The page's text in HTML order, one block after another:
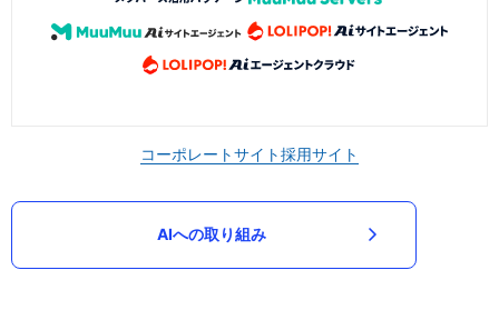
コーポレートサイト採用サイト
AIへの取り組み